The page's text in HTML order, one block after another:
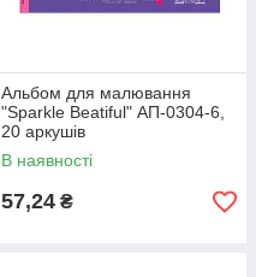
Альбом для малювання
"Sparkle Beatiful" АП-0304-6,
20 аркушів
В наявності
57,24 ₴